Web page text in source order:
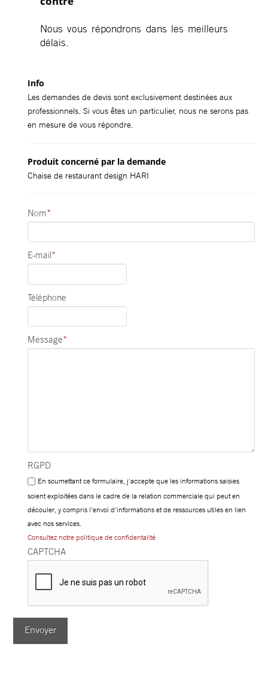
Nous vous répondrons dans les meilleurs
délais.
Info
Les demandes de devis sont exclusivement destinées aux
professionnels. Si vous êtes un particulier, nous ne serons pas
en mesure de vous répondre.
Produit concerné par la demande
Chaise de restaurant design HARI
Nom*
E-mail*
Téléphone
Message*
RGPD
En soumettant ce formulaire, j'accepte que les informations saisies
soient exploitées dans le cadre de la relation commerciale qui peut en
découler, y compris l'envoi d'informations et de ressources utiles en lien
avec nos services.
Consultez notre politique de confidentalité
CAPTCHA
Envoyer